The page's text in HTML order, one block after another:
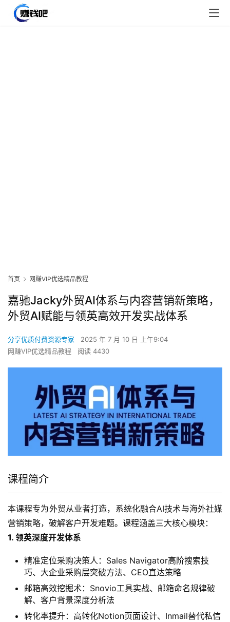
首页 网赚VIP优选精品教程
嘉驰Jacky外贸AI体系与内容营销新策略，
外贸AI赋能与领英高效开发实战体系
分享优质付费资源专家
2025 年 7 月 10 日 上午9:04
网赚VIP优选精品教程
阅读 4430
课程简介
本课程专为外贸从业者打造，系统化融合AI技术与海外社媒
营销策略，破解客户开发难题。课程涵盖三大核心模块：
1. 领英深度开发体系
精准定位采购决策人：Sales Navigator高阶搜索技
巧、大企业采购层突破方法、CEO直达策略
邮箱高效挖掘术：Snovio工具实战、邮箱命名规律破
解、客户背景深度分析法
转化率提升：高转化Notion页面设计、Inmail替代私信